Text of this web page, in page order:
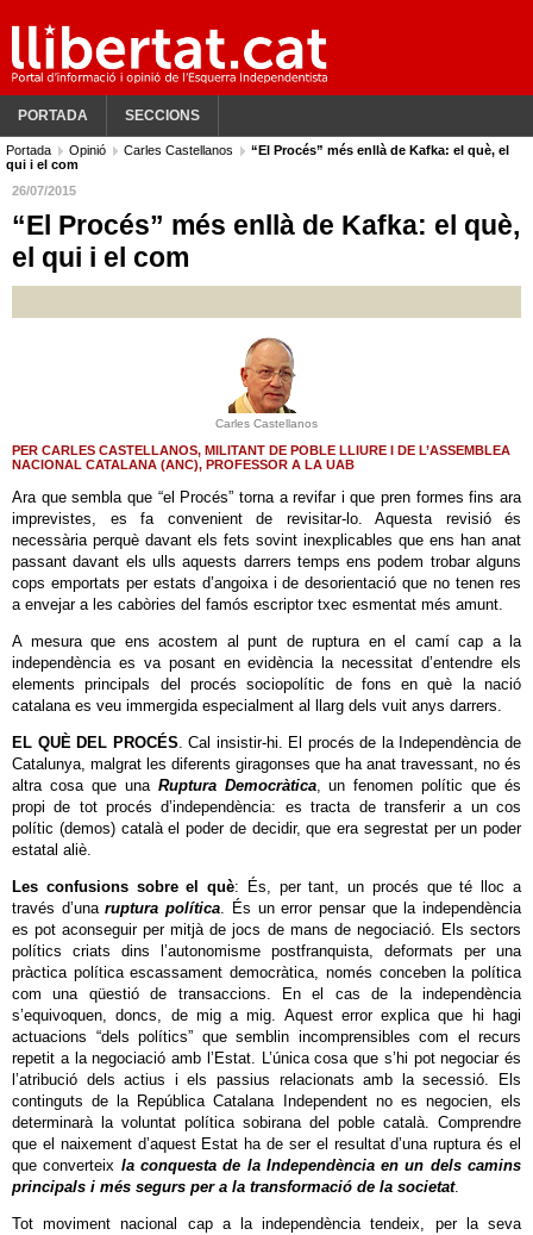
PORTADA SECCIONS
Portada Opinió Carles Castellanos
“El Procés” més enllà de Kafka: el què, el
qui i el com
26/07/2015
“El Procés” més enllà de Kafka: el què,
el qui i el com
Carles Castellanos
PER CARLES CASTELLANOS, MILITANT DE POBLE LLIURE I DE L’ASSEMBLEA
NACIONAL CATALANA (ANC), PROFESSOR A LA UAB
Ara que sembla que “el Procés” torna a revifar i que pren formes fins ara
imprevistes, es fa convenient de revisitar-lo. Aquesta revisió és
necessària perquè davant els fets sovint inexplicables que ens han anat
passant davant els ulls aquests darrers temps ens podem trobar alguns
cops emportats per estats d’angoixa i de desorientació que no tenen res
a envejar a les cabòries del famós escriptor txec esmentat més amunt.
A mesura que ens acostem al punt de ruptura en el camí cap a la
independència es va posant en evidència la necessitat d’entendre els
elements principals del procés sociopolític de fons en què la nació
catalana es veu immergida especialment al llarg dels vuit anys darrers.
EL QUÈ DEL PROCÉS. Cal insistir-hi. El procés de la Independència de
Catalunya, malgrat les diferents giragonses que ha anat travessant, no és
altra cosa que una Ruptura Democràtica, un fenomen polític que és
propi de tot procés d’independència: es tracta de transferir a un cos
polític (demos) català el poder de decidir, que era segrestat per un poder
estatal aliè.
Les confusions sobre el què: És, per tant, un procés que té lloc a
través d’unaruptura política. És un error pensar que la independència
es pot aconseguir per mitjà de jocs de mans de negociació. Els sectors
polítics criats dins l’autonomisme postfranquista, deformats per una
pràctica política escassament democràtica, només conceben la política
com una qüestió de transaccions. En el cas de la independència
s’equivoquen, doncs, de mig a mig. Aquest error explica que hi hagi
actuacions “dels polítics” que semblin incomprensibles com el recurs
repetit a la negociació amb l’Estat. L’única cosa que s’hi pot negociar és
l’atribució dels actius i els passius relacionats amb la secessió. Els
continguts de la República Catalana Independent no es negocien, els
determinarà la voluntat política sobirana del poble català. Comprendre
que el naixement d’aquest Estat ha de ser el resultat d’una ruptura és el
que converteix la conquesta de la Independència en un dels camins
principals i més segurs per a la transformació de la societat.
Tot moviment nacional cap a la independència tendeix, per la seva